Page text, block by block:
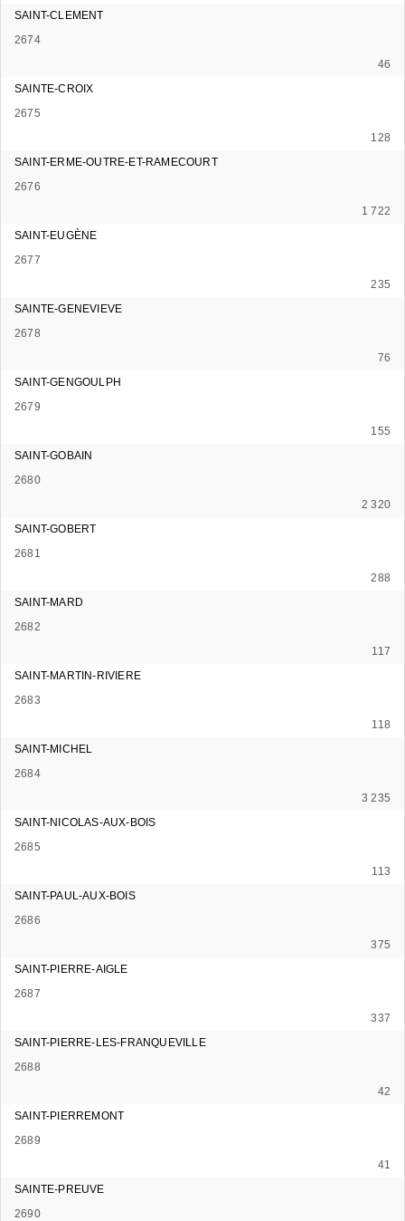
SAINT-CLEMENT
2674
46
SAINTE-CROIX
2675
128
SAINT-ERME-OUTRE-ET-RAMECOURT
2676
1 722
SAINT-EUGÈNE
2677
235
SAINTE-GENEVIEVE
2678
76
SAINT-GENGOULPH
2679
155
SAINT-GOBAIN
2680
2 320
SAINT-GOBERT
2681
288
SAINT-MARD
2682
117
SAINT-MARTIN-RIVIERE
2683
118
SAINT-MICHEL
2684
3 235
SAINT-NICOLAS-AUX-BOIS
2685
113
SAINT-PAUL-AUX-BOIS
2686
375
SAINT-PIERRE-AIGLE
2687
337
SAINT-PIERRE-LES-FRANQUEVILLE
2688
42
SAINT-PIERREMONT
2689
41
SAINTE-PREUVE
2690